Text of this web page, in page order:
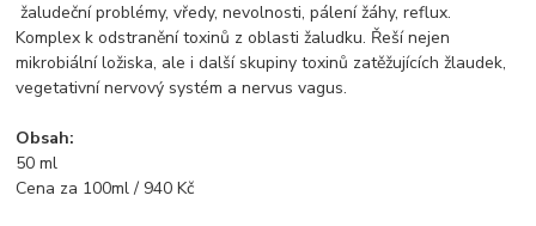
žaludeční problémy, vředy, nevolnosti, pálení žáhy, reflux.
Komplex k odstranění toxinů z oblasti žaludku. Řeší nejen
mikrobiální ložiska, ale i další skupiny toxinů zatěžujících žlaudek,
vegetativní nervový systém a nervus vagus.
Obsah:
50 ml
Cena za 100ml / 940 Kč